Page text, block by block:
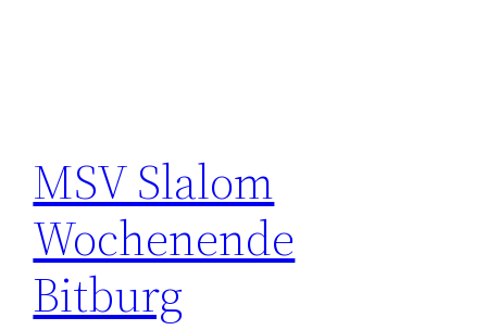
MSV Slalom
Wochenende
Bitburg